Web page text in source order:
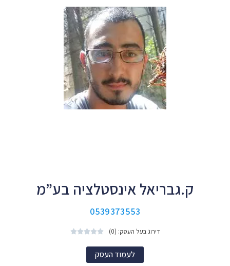
ק.גבריאל אינסטלציה בע”מ
0539373553
דירוג בעל העסק: (0) 




לעמוד העסק